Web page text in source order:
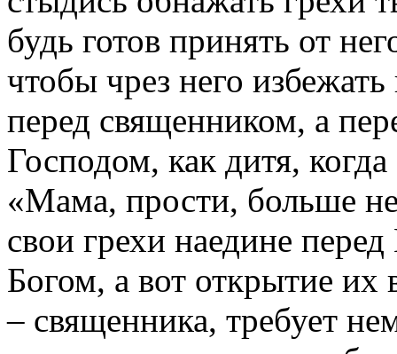
будь готов принять от
чтобы чрез него
перед священником, а
Господом, как дитя,
«Мама, прости, больше
свои грехи наедине
Богом, а вот открытие их
– священника, требует